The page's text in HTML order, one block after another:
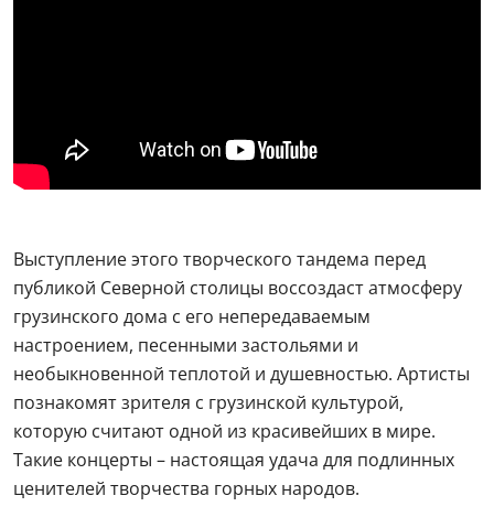
Выступление этого творческого тандема перед
публикой Северной столицы воссоздаст атмосферу
грузинского дома с его непередаваемым
настроением, песенными застольями и
необыкновенной теплотой и душевностью. Артисты
познакомят зрителя с грузинской культурой,
которую считают одной из красивейших в мире.
Такие концерты – настоящая удача для подлинных
ценителей творчества горных народов.